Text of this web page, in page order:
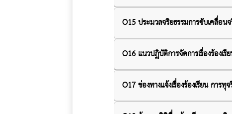
O15 ประมวลจริยธรรมการขับเคลื่อน
O16 แนวปฏิบัติการจัดการเรื่องร้อง
O17 ช่องทางแจ้งเรื่องร้องเรียน การ